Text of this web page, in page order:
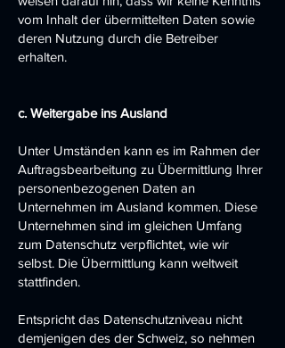
vom Inhalt der übermittelten Daten sowie
deren Nutzung durch die Betreiber
erhalten.
c. Weitergabe ins Ausland
Unter Umständen kann es im Rahmen der
Auftragsbearbeitung zu Übermittlung Ihrer
personenbezogenen Daten an
Unternehmen im Ausland kommen. Diese
Unternehmen sind im gleichen Umfang
zum Datenschutz verpflichtet, wie wir
selbst. Die Übermittlung kann weltweit
stattfinden.
Entspricht das Datenschutzniveau nicht
demjenigen des der Schweiz, so nehmen